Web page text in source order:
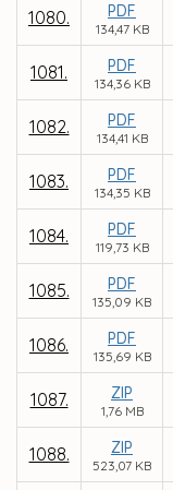
1080. PDF
134,47 KB
1081. PDF
134,36 KB
1082. PDF
134,41 KB
1083. PDF
134,35 KB
1084. PDF
119,73 KB
1085. PDF
135,09 KB
1086. PDF
135,69 KB
1087. ZIP
1,76 MB
1088. ZIP
523,07 KB